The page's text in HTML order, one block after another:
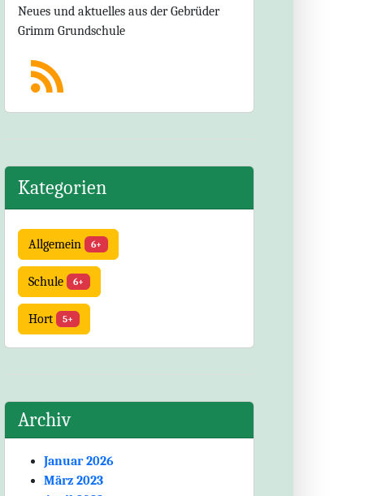
Neues und aktuelles aus der Gebrüder
Grimm Grundschule
Kategorien
Allgemein 6+
Schule 6+
Hort 5+
Archiv
Januar 2026
März 2023